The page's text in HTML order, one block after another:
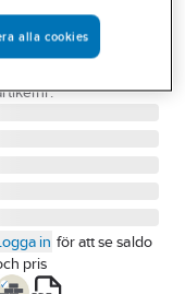
MA 139465
in för att se saldo
pris
alla cookies